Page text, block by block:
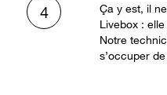
4
Ça y est, il
Livebox :
Notre
s’occuper